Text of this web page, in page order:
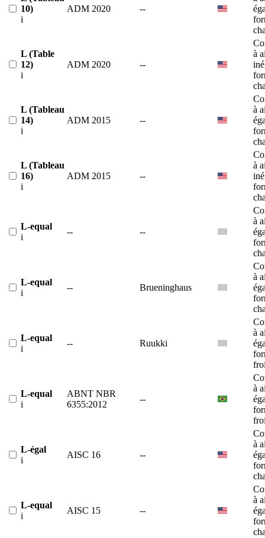
10)
i
ADM 2020 --
L (Table
12)
i
ADM 2020 --
à
L (Tableau
14)
i
ADM 2015 --
à
L (Tableau
16)
i
ADM 2015 --
à
L-equal
i
-- --
à
L-equal
i
-- Brueninghaus
à
L-equal
i
-- Ruukki
à
L-equal
i
ABNT NBR
6355:2012
--
à
L-égal
i
AISC 16 --
à
L-equal
i
AISC 15 --
à